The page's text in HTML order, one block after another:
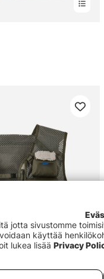
jotta sivustomme
käyttää
lukea lisää Privacy